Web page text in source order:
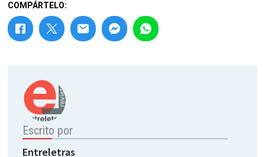
COMPÁRTELO:
Escrito por
Entreletras